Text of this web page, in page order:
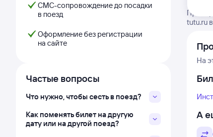
СМС-сопровождение до посадки
в поезд
Оформление без регистрации
на сайте
Частые вопросы
Что нужно, чтобы сесть в поезд?
Как поменять билет на другую
дату или на другой поезд?
tutu.ru
На
А